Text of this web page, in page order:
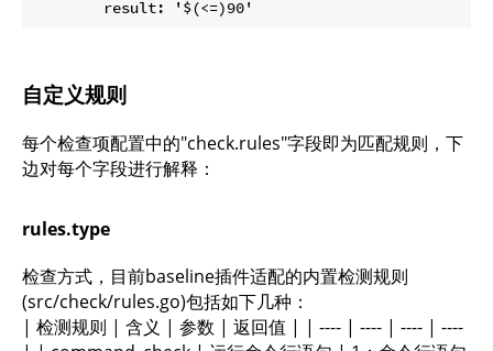
自定义规则
每个检查项配置中的"check.rules"字段即为匹配规则，下
边对每个字段进行解释：
rules.type
检查方式，目前baseline插件适配的内置检测规则
(src/check/rules.go)包括如下几种：
| 检测规则 | 含义 | 参数 | 返回值 | | ---- | ---- | ---- | ----